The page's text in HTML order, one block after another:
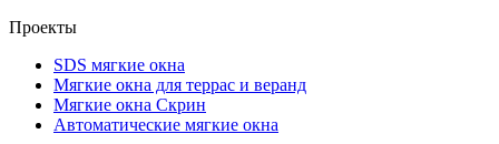
Проекты
SDS мягкие окна
Мягкие окна для террас и веранд
Мягкие окна Скрин
Автоматические мягкие окна